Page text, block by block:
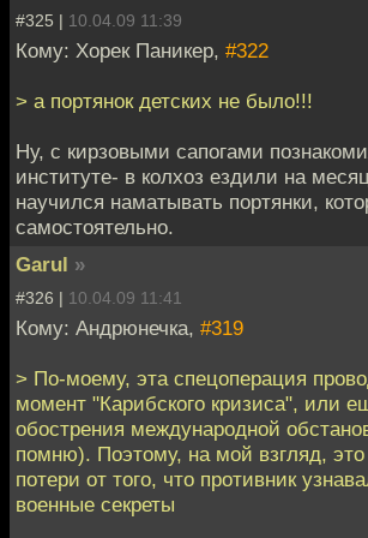
#325 | 10.04.09 11:39
Кому: Хорек Паникер, #322
> а портянок детских не было!!!
Ну, с кирзовыми сапогами
институте- в колхоз ездили на
научился наматывать портянки,
самостоятельно.
Garul »
#326 | 10.04.09 11:41
Кому: Андрюнечка, #319
> По-моему, эта спецоперация
момент "Карибского кризиса", или
обострения международной
помню). Поэтому, на мой взгляд,
потери от того, что противник
военные секреты